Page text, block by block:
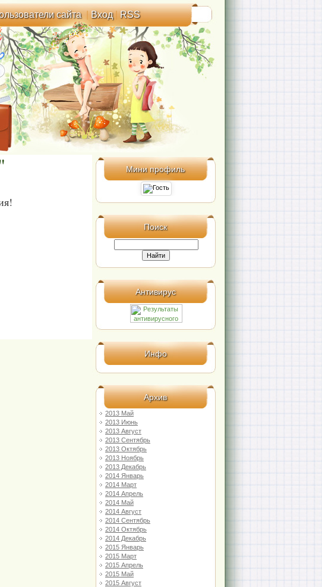
сайта|Вход|RSS
Мини профиль
Поиск
Антивирус
Инфо
Архив
2013 Май
2013 Июнь
2013 Август
2013 Сентябрь
2013 Октябрь
2013 Ноябрь
2013 Декабрь
2014 Январь
2014 Март
2014 Апрель
2014 Май
2014 Август
2014 Сентябрь
2014 Октябрь
2014 Декабрь
2015 Январь
2015 Март
2015 Апрель
2015 Май
2015 Август